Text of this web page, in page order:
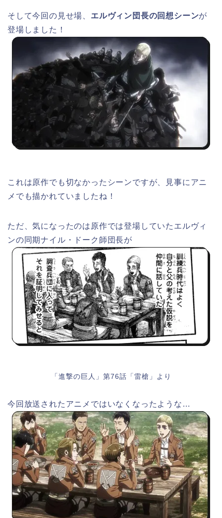
そして今回の見せ場、 エルヴィン団長の回想シーンが
登場しました！
これは原作でも切なかったシーンですが、見事にアニ
メでも描かれていましたね！
ただ、気になったのは原作では登場していたエルヴィ
ンの同期ナイル・ドーク師団長が
「進撃の巨人」第76話「雷槍」より
今回放送されたアニメではいなくなったような…